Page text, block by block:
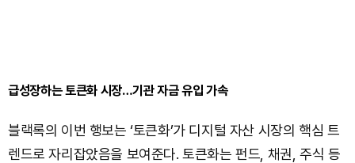
급성장하는 토큰화 시장…기관 자금 유입 가속
블랙록의 이번 행보는 ‘토큰화’가 디지털 자산 시장의 핵심 트
렌드로 자리잡았음을 보여준다. 토큰화는 펀드, 채권, 주식 등